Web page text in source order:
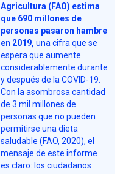
Agricultura (FAO) estima
que 690 millones de
personas pasaron hambre
en 2019, una cifra que se
espera que aumente
considerablemente durante
y después de la COVID-19.
Con la asombrosa cantidad
de 3 mil millones de
personas que no pueden
permitirse una dieta
saludable (FAO, 2020), el
mensaje de este informe
es claro: los ciudadanos